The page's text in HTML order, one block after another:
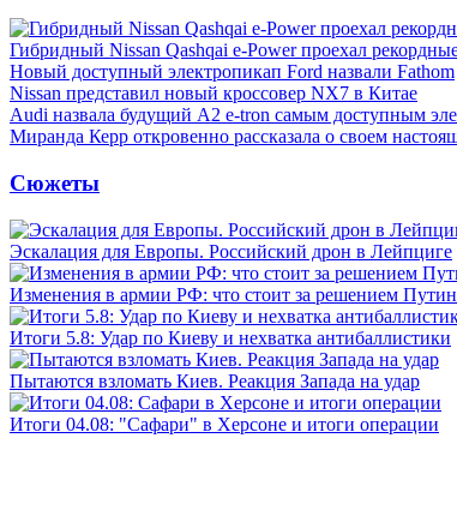
Гибридный Nissan Qashqai e-Power проехал
Новый доступный электропикап Ford назвали Fathom
Nissan представил новый кроссовер NX7 в Китае
Audi назвала будущий A2 e-tron самым доступным
Миранда Керр откровенно рассказала о своем
Сюжеты
Эскалация для Европы. Российский дрон в Лейпциге
Изменения в армии РФ: что стоит за решением
Итоги 5.8: Удар по Киеву и нехватка антибаллистики
Пытаются взломать Киев. Реакция Запада на удар
Итоги 04.08: "Сафари" в Херсоне и итоги операции